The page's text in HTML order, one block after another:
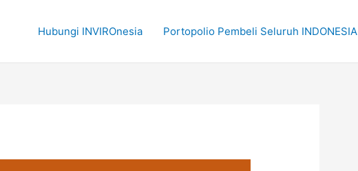
Hubungi INVIROnesia Portopolio Pembeli Seluruh INDONESIA